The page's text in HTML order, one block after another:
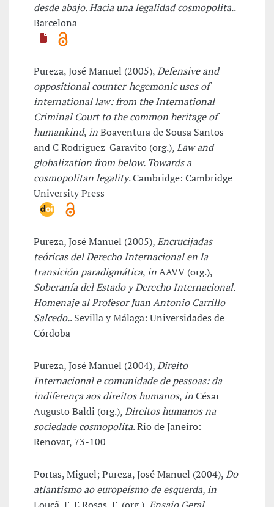
desde abajo. Hacia una legalidad cosmopolita..
Barcelona
Pureza, José Manuel (2005),Defensive and
oppositional counter-hegemonic uses of
international law: from the International
Criminal Court to the common heritage of
humankind,inBoaventura de Sousa Santos
and C Rodríguez-Garavito (org.),Law and
globalization from below. Towards a
cosmopolitan legality. Cambridge: Cambridge
University Press
Pureza, José Manuel (2005),Encrucijadas
teóricas del Derecho Internacional en la
transición paradigmática,inAAVV (org.),
Soberanía del Estado y Derecho Internacional.
Homenaje al Profesor Juan Antonio Carrillo
Salcedo.. Sevilla y Málaga: Universidades de
Córdoba
Pureza, José Manuel (2004),Direito
Internacional e comunidade de pessoas: da
indiferença aos direitos humanos,inCésar
Augusto Baldi (org.),Direitos humanos na
sociedade cosmopolita. Rio de Janeiro:
Renovar, 73-100
Portas, Miguel; Pureza, José Manuel (2004),Do
atlantismo ao europeísmo de esquerda,in